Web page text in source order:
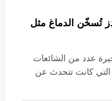
تُسخّن الدماغ مثل
عدد من الشائعات
التي كانت تتحدث عن